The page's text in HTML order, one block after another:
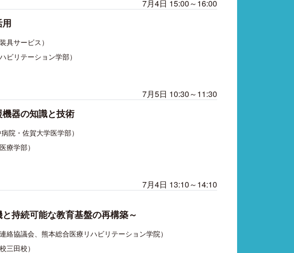
7月4日 15:00～16:00
用
具サービス）
ビリテーション学部）
7月5日 10:30～11:30
器の知識と技術
院・佐賀大学医学部）
療学部）
7月4日 13:10～14:10
持続可能な教育基盤の再構築～
絡協議会、熊本総合医療リハビリテーション学院）
三田校）